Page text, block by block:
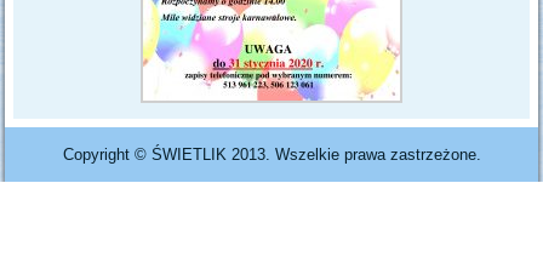
Copyright © ŚWIETLIK 2013. Wszelkie prawa zastrzeżone.